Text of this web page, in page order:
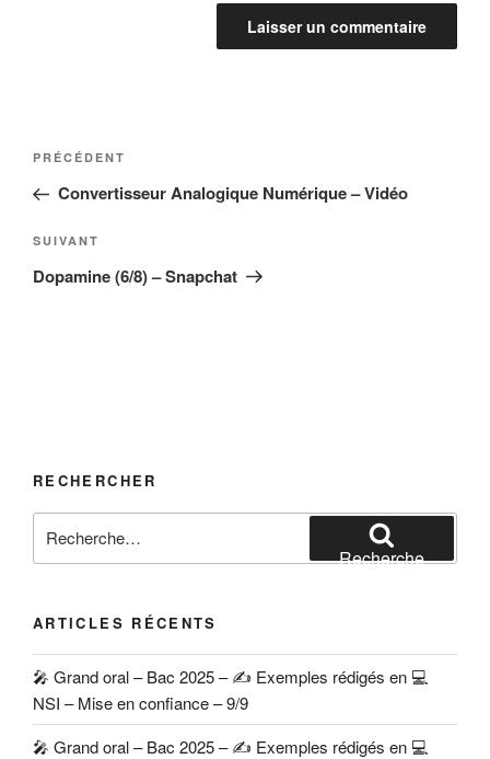
Navigation
l’article
Article
précédent
PRÉCÉDENT
Convertisseur Analogique Numérique – Vidéo
Article
suivant
SUIVANT
Dopamine (6/8) – Snapchat
RECHERCHER
pour
Recherche
ARTICLES RÉCENTS
🎤 Grand oral – Bac 2025 – ✍️ Exemples rédigés en 💻
NSI – Mise en confiance – 9/9
🎤 Grand oral – Bac 2025 – ✍️ Exemples rédigés en 💻